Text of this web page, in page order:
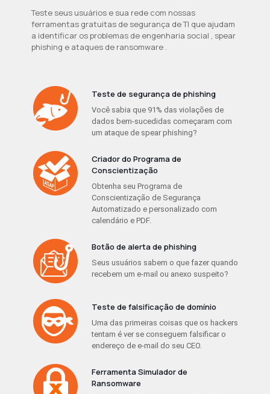
Teste seus usuários e sua rede com nossas
ferramentas gratuitas de segurança de TI que ajudam
a identificar os problemas de engenharia social , spear
phishing e ataques de ransomware .
Teste de segurança de phishing
Você sabia que 91% das violações de
dados bem-sucedidas começaram com
um ataque de spear phishing?
Criador do Programa de
Conscientização
Obtenha seu Programa de
Conscientização de Segurança
Automatizado e personalizado com
calendário e PDF.
Botão de alerta de phishing
Seus usuários sabem o que fazer quando
recebem um e-mail ou anexo suspeito?
Teste de falsificação de domínio
Uma das primeiras coisas que os hackers
tentam é ver se conseguem falsificar o
endereço de e-mail do seu CEO.
Ferramenta Simulador de
Ransomware